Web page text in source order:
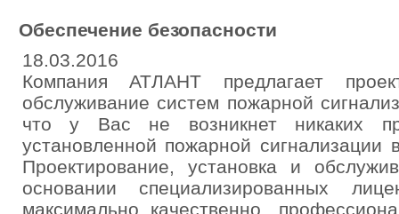
Обеспечение безопасности
18.03.2016
Компания АТЛАНТ предлагает
обслуживание систем пожарной
что у Вас не возникнет никаких
установленной пожарной
Проектирование, установка и
основании специализированных
максимально качественно,